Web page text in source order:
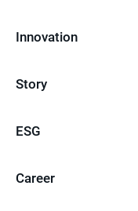
Innovation
Story
ESG
Career